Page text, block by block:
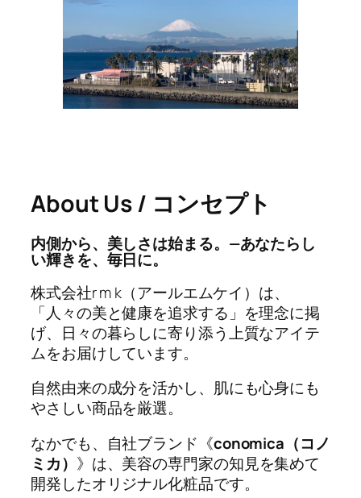
About Us / コンセプト
内側から、美しさは始まる。—あなたらし
い輝きを、毎日に。
株式会社r m k（アールエムケイ）は、
「人々の美と健康を追求する」を理念に掲
げ、日々の暮らしに寄り添う上質なアイテ
ムをお届けしています。
自然由来の成分を活かし、肌にも心身にも
やさしい商品を厳選。
なかでも、自社ブランド《conomica（コノ
ミカ） 》は、美容の専門家の知見を集めて
開発したオリジナル化粧品です。